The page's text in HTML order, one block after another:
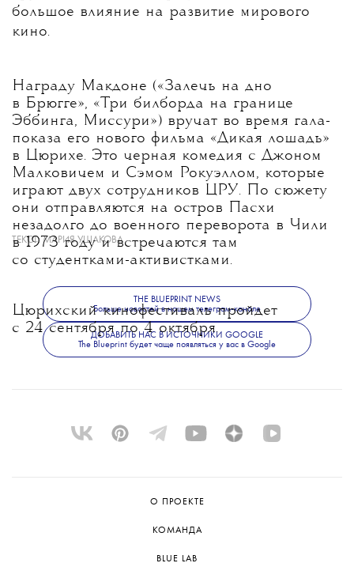
большое влияние на развитие мирового
кино.
Награду Макдоне («Залечь на дно
в Брюгге», «Три билборда на границе
Эббинга, Миссури») вручат во время гала-
показа его нового фильма «Дикая лошадь»
в Цюрихе. Это черная комедия с Джоном
Малковичем и Сэмом Рокуэллом, которые
играют двух сотрудников ЦРУ. По сюжету
они отправляются на остров Пасхи
незадолго до военного переворота в Чили
в 1973 году и встречаются там
со студентками-активистками.
Цюрихский кинофестиваль пройдет
с 24 сентября по 4 октября.
ТЕКСТ:МАРИЯ УШАКОВА
THE BLUEPRINT NEWS
Больше новостей в нашем телеграм-канале
ДОБАВИТЬ НАС В ИСТОЧНИКИ GOOGLE
The Blueprint будет чаще появляться у вас в Google
О ПРОЕКТЕ
КОМАНДА
BLUE LAB